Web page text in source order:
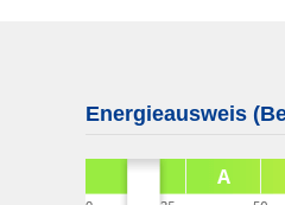
Energieausweis